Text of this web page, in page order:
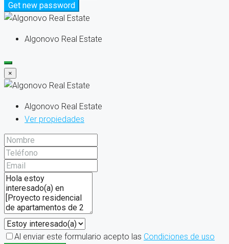
Get new password
Algonovo Real Estate
×
Algonovo Real Estate
Ver propiedades
Al enviar este formulario acepto las Condiciones de uso